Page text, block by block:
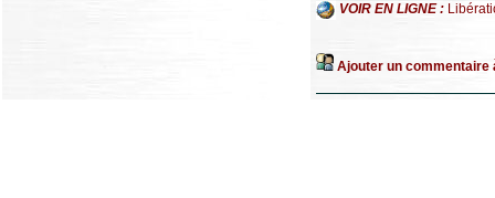
VOIR EN LIGNE :
Ajouter un commentaire